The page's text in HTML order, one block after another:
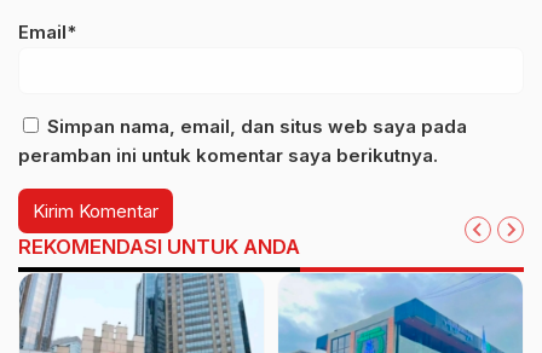
Email*
Simpan nama, email, dan situs web saya pada
peramban ini untuk komentar saya berikutnya.
REKOMENDASI UNTUK ANDA